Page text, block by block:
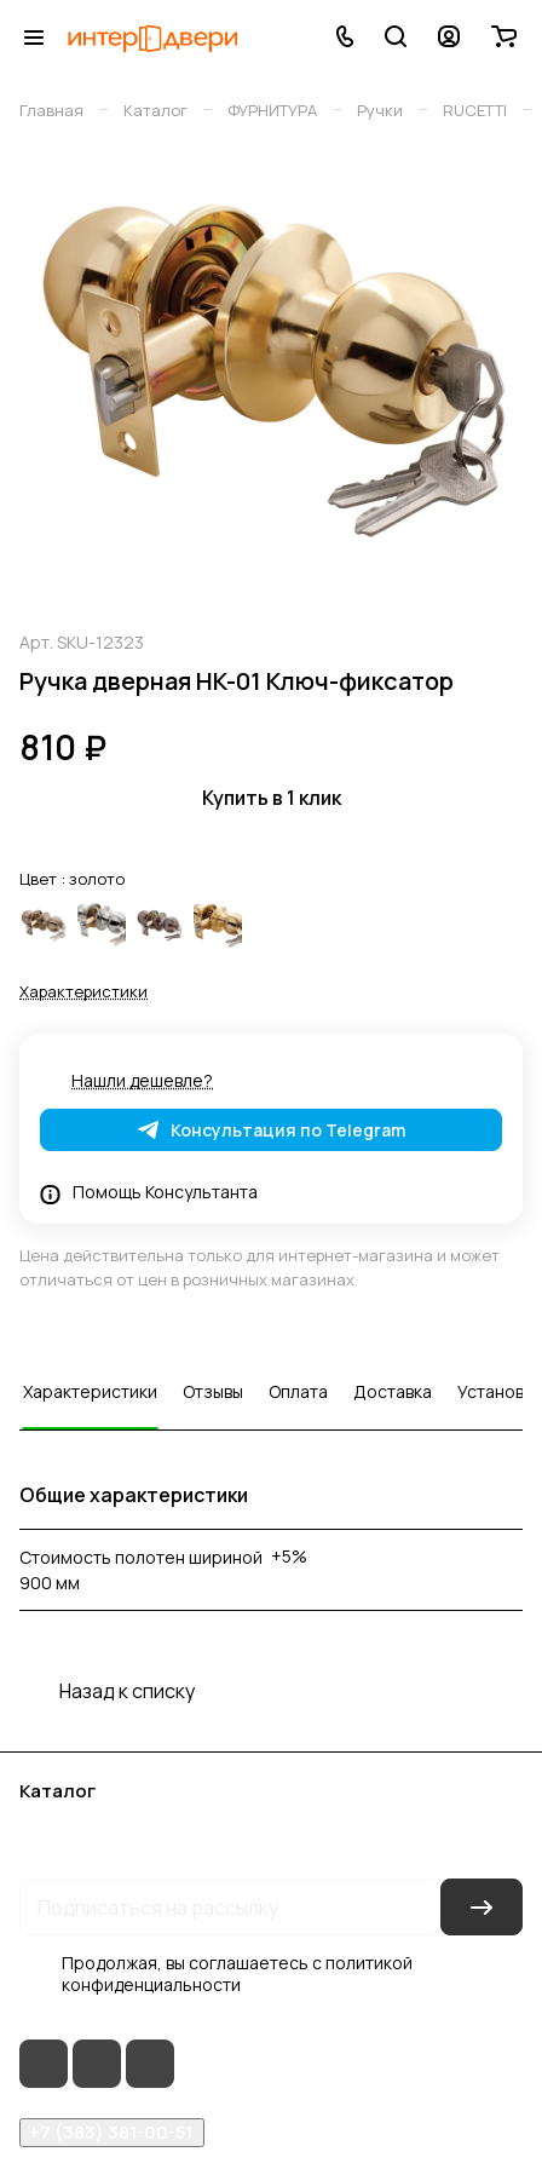
Главная – Каталог – ФУРНИТУРА – Ручки – RUCETTI –
Арт. SKU-12323
Ручка дверная HK-01 Ключ-фиксатор
810 ₽
Купить в 1 клик
Цвет : золото
Характеристики
Нашли дешевле?
Консультация по Telegram
Помощь Консультанта
Цена действительна только для интернет-магазина и может
отличаться от цен в розничных магазинах
Характеристики Отзывы Оплата Доставка Установка
Общие характеристики
Стоимость полотен шириной
900 мм
+5%
Назад к списку
Каталог
Продолжая, вы соглашаетесь сполитикой
конфиденциальности